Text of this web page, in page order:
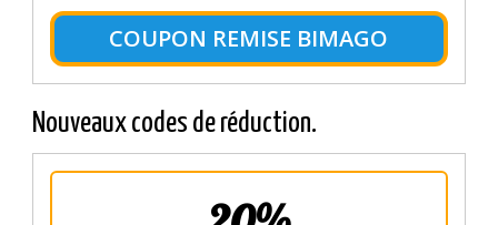
COUPON REMISE BIMAGO
Nouveaux codes de réduction.